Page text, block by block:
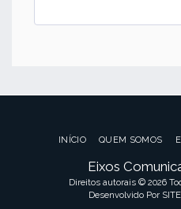
Eixos
Direitos autorais © 2026
Desenvolvido Por
INÍCIO QUEM SOMOS